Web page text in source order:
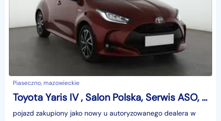
Piaseczno, mazowieckie
Toyota Yaris IV , Salon Polska, Serwis ASO, Automat, Klimatronic, Tempomat,
pojazd zakupiony jako nowy u autoryzowanego dealera w